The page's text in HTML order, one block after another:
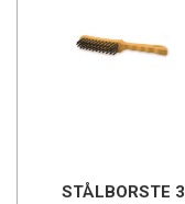
STÅLBORSTE 3